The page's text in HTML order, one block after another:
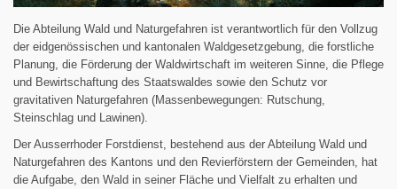
Die Abteilung Wald und Naturgefahren ist verantwortlich für den Vollzug
der eidgenössischen und kantonalen Waldgesetzgebung, die forstliche
Planung, die Förderung der Waldwirtschaft im weiteren Sinne, die Pflege
und Bewirtschaftung des Staatswaldes sowie den Schutz vor
gravitativen Naturgefahren (Massenbewegungen: Rutschung,
Steinschlag und Lawinen).
Der Ausserrhoder Forstdienst, bestehend aus der Abteilung Wald und
Naturgefahren des Kantons und den Revierförstern der Gemeinden, hat
die Aufgabe, den Wald in seiner Fläche und Vielfalt zu erhalten und